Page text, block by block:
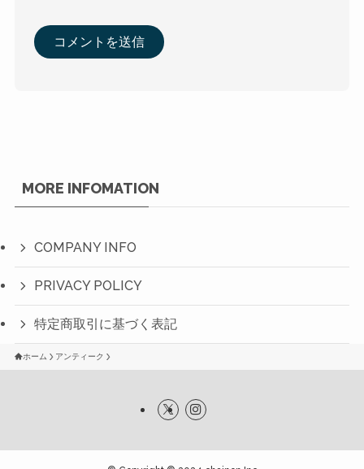
MORE INFOMATION
COMPANY INFO
PRIVACY POLICY
特定商取引に基づく表記
ホーム アンティーク